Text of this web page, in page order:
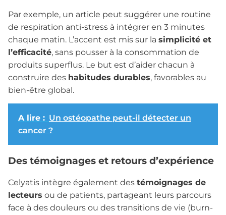
Par exemple, un article peut suggérer une routine
de respiration anti-stress à intégrer en 3 minutes
chaque matin. L’accent est mis sur la simplicité et
l’efficacité, sans pousser à la consommation de
produits superflus. Le but est d’aider chacun à
construire des habitudes durables, favorables au
bien-être global.
A lire : Un ostéopathe peut-il détecter un
cancer ?
Des témoignages et retours d’expérience
Celyatis intègre également des témoignages de
lecteurs ou de patients, partageant leurs parcours
face à des douleurs ou des transitions de vie (burn-